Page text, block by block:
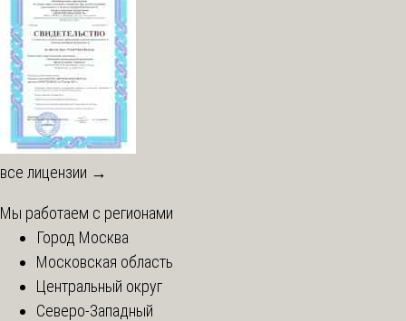
все лицензии →
Мы работаем с регионами
Город Москва
Московская область
Центральный округ
Северо-Западный